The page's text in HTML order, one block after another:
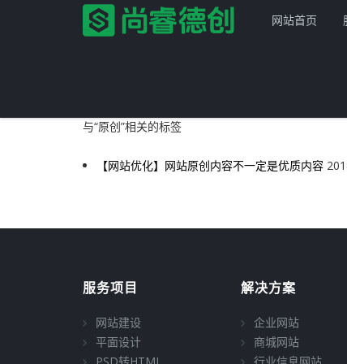
网站首页
PSD转HTML
商城网站
尚睿德创程序
网站模板
与“原创”相关的标签
【网站优化】网站原创内容不一定是优质内容
服务项目
网站建设
平面设计
解决方案
企业网站
商城网站